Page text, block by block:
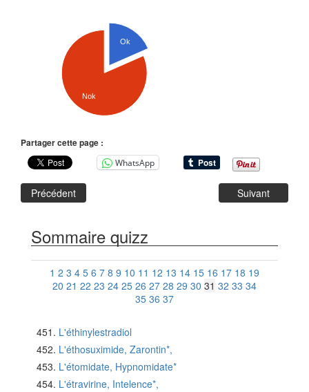
Ok
Nok
Partager cette page :
WhatsApp
Précédent Suivant
Sommaire quizz
1 2 3 4 5 6 7 8 9 10 11 12 13 14 15 16 17 18 19
20 21 22 23 24 25 26 27 28 29 30 31 32 33 34
35 36 37
L'éthinylestradiol
L'éthosuximide, Zarontin*,
L'étomidate, Hypnomidate*
L'étravirine, Intelence*,